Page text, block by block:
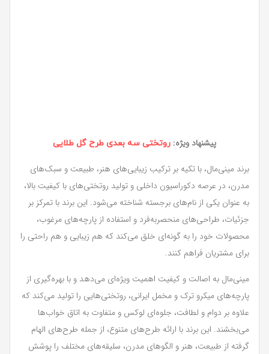
پیشنهاد ویژه: روتختی سه بعدی طرح گل طلایی
برند مینی‌مال، با تکیه بر ترکیب زیبایی‌های هنر، طبیعت و سبک‌های
مدرن، در عرصه دکوراسیون داخلی و تولید روتختی‌های با کیفیت بالا،
به عنوان یکی از نام‌های برجسته شناخته می‌شود. این برند با تمرکز بر
جزئیات، طراحی‌های منحصربه‌فرد و استفاده از پارچه‌های مرغوب،
محصولات خود را به گونه‌ای خلق می‌کند که هم زیبایی و هم راحتی را
برای مشتریان فراهم کنند.
مینی‌مال به اصالت و کیفیت اهمیت ویژه‌ای می‌دهد و با بهره‌گیری از
پارچه‌های میکرو ترک و مخمل ایرانی، روتختی‌هایی را تولید می‌کند که
علاوه بر دوام و لطافت، جلوه‌ای لوکس و متفاوت به اتاق خواب‌ها
می‌بخشند. این برند با ارائه طرح‌های متنوع، از جمله طرح‌های الهام
گرفته از طبیعت، هنر و الگوهای مدرن، سلیقه‌های مختلف را پوشش